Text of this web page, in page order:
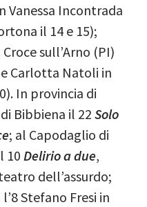
Vanessa Incontrada
il 14 e 15);
sull’Arno (PI)
Carlotta Natoli in
In provincia di
Bibbiena il 22 Solo
; al Capodaglio di
10 Delirio a due,
dell’assurdo;
Stefano Fresi in